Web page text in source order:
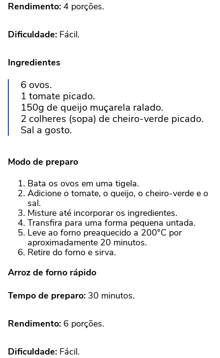
Rendimento: 4 porções.
Dificuldade: Fácil.
Ingredientes
6 ovos.
1 tomate picado.
150g de queijo muçarela ralado.
2 colheres (sopa) de cheiro-verde picado.
Sal a gosto.
Modo de preparo
Bata os ovos em uma tigela.
Adicione o tomate, o queijo, o cheiro-verde e o
sal.
Misture até incorporar os ingredientes.
Transfira para uma forma pequena untada.
Leve ao forno preaquecido a 200°C por
aproximadamente 20 minutos.
Retire do forno e sirva.
Arroz de forno rápido
Tempo de preparo: 30 minutos.
Rendimento: 6 porções.
Dificuldade: Fácil.